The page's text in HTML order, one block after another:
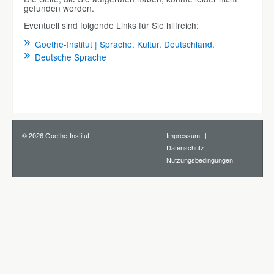
gefunden werden.
Eventuell sind folgende Links für Sie hilfreich:
Goethe-Institut | Sprache. Kultur. Deutschland.
Deutsche Sprache
© 2026 Goethe-Institut
Impressum
Datenschutz
Nutzungsbedingungen